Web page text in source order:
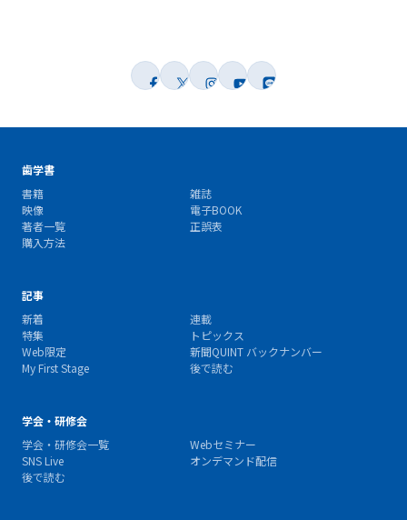
歯学書
書籍
雑誌
映像
電子BOOK
著者一覧
正誤表
購入方法
記事
新着
連載
特集
トピックス
Web限定
新聞QUINT バックナンバー
My First Stage
後で読む
学会・研修会
学会・研修会一覧
Webセミナー
SNS Live
オンデマンド配信
後で読む